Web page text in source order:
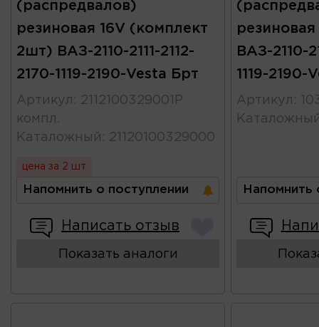
(распредвалов)
резиновая 16V (комплект
2шт) ВАЗ-2110-2111-2112-
2170-1119-2190-Vesta Брт
Артикул : 2112100329001Р
компл.
Каталожный : 21120100329000
цена за 2 шт
Напомнить о поступлении
Написать отзыв
Показать аналоги
ВАЗ-2110-
1119-2190-
Артикул :
Напомнить